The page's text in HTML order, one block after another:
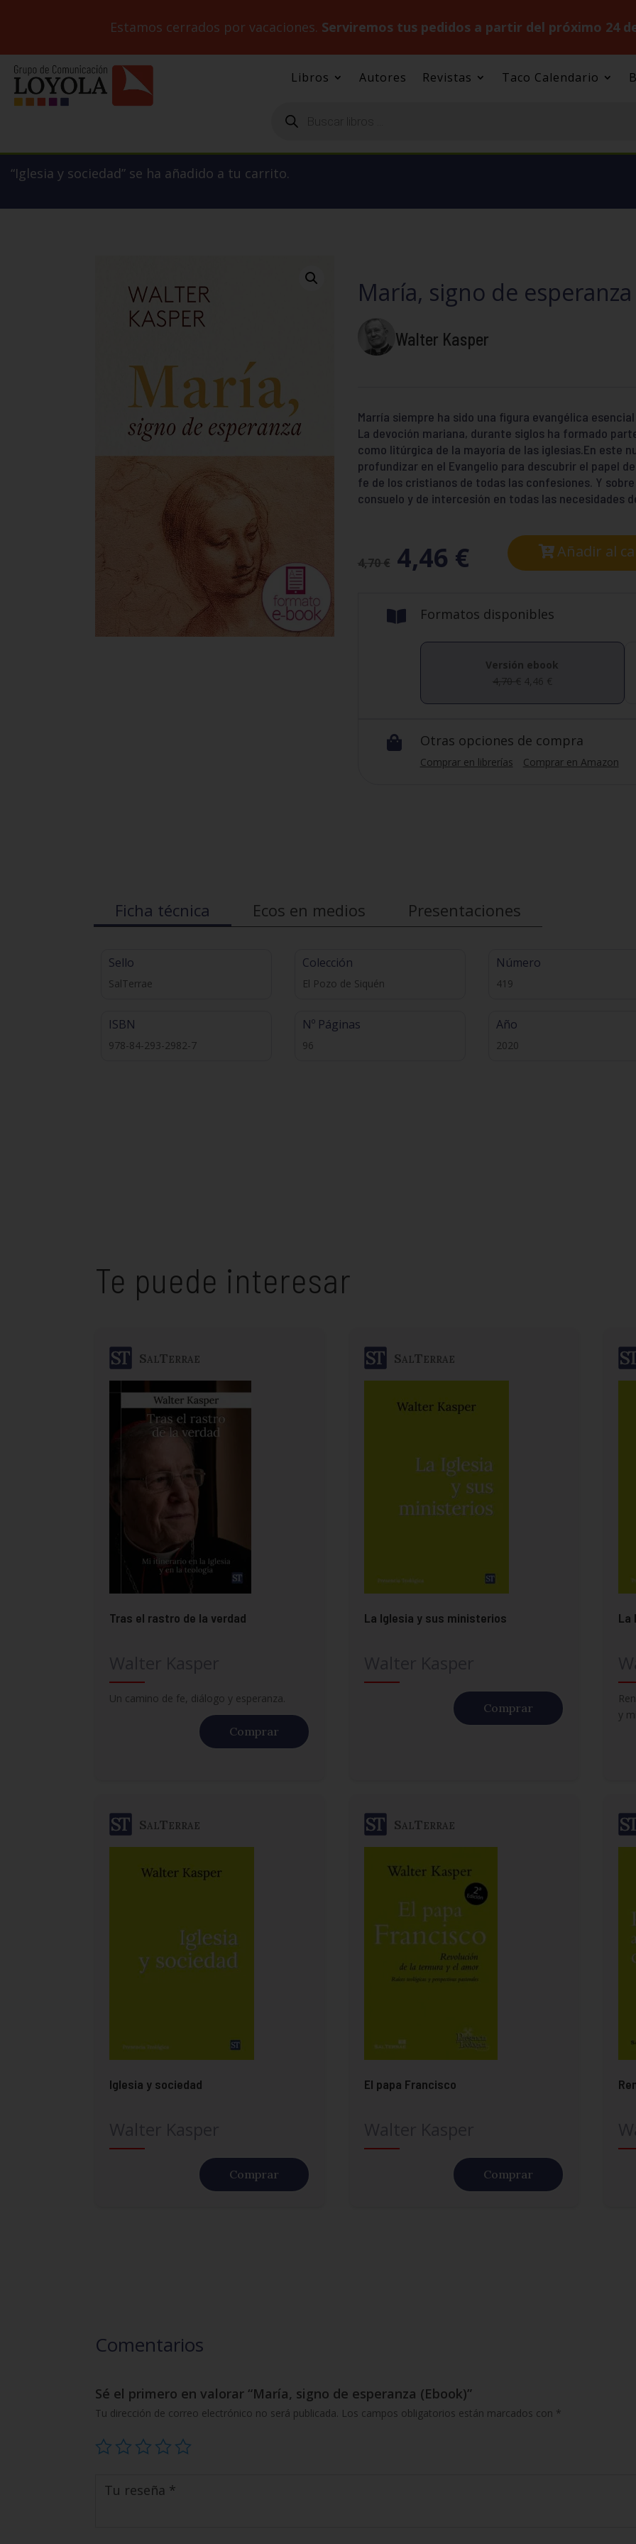
Estamos cerrados por vacaciones. Serviremos tus pedidos a partir del próximo 24
Libros Autores Revistas Taco Calendario
productos
“Iglesia y sociedad” se ha añadido a tu carrito.
María, signo de esperanza
Walter Kasper
Marría siempre ha sido una figura evangélica
La devoción mariana, durante siglos ha formado
como litúrgica de la mayoría de las iglesias.En este
profundizar en el Evangelio para descubrir el papel
fe de los cristianos de todas las confesiones. Y sobre
consuelo y de intercesión en todas las necesidades
4,70€ 4,46 € Añadir al
 Formatos disponibles
Versión ebook
4,70€ 4,46 €
 Otras opciones de compra
Comprar en librerías Comprar en Amazon
Ficha técnica Ecos en medios Presentaciones
Sello
SalTerrae
ISBN
978-84-293-2982-7
Colección
El Pozo de Siquén
Nº Páginas
96
Número
419
Año
2020
Te puede interesar
SalTerrae
Tras el rastro de la verdad
Un camino de fe, diálogo y esperanza.
Comprar
SalTerrae
La Iglesia y sus ministerios
Comprar
La
y
SalTerrae
Iglesia y sociedad
Comprar
SalTerrae
El papa Francisco
Comprar
Comentarios
Sé el primero en valorar “María, signo de esperanza (Ebook)”
Tu dirección de correo electrónico no será publicada. Los campos obligatorios están marcados con *